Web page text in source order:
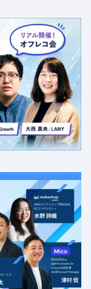
18:30 - 20:00
に選ばれるブラ
ル広告で実現す
クエア新宿16F
三丁目駅
ド 採用イベント 広告
11:00 - 12:00
水 11:00 - 12:00
ップはどのよう
データ活用」